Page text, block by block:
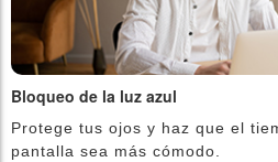
Bloqueo de la luz azul
Protege tus ojos y haz que el
pantalla sea más cómodo.